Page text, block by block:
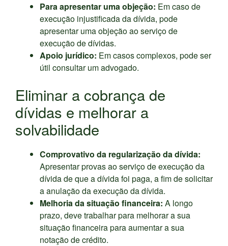
Para apresentar uma objeção: Em caso de
execução injustificada da dívida, pode
apresentar uma objeção ao serviço de
execução de dívidas.
Apoio jurídico: Em casos complexos, pode ser
útil consultar um advogado.
Eliminar a cobrança de
dívidas e melhorar a
solvabilidade
Comprovativo da regularização da dívida:
Apresentar provas ao serviço de execução da
dívida de que a dívida foi paga, a fim de solicitar
a anulação da execução da dívida.
Melhoria da situação financeira: A longo
prazo, deve trabalhar para melhorar a sua
situação financeira para aumentar a sua
notação de crédito.